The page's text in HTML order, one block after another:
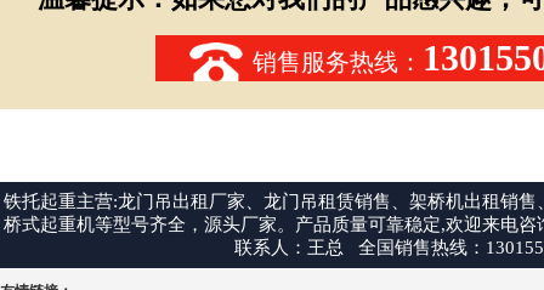
销售服务热线：
铁托起重主营:龙门吊出租厂家、龙门吊租赁销售、架桥机出租销
桥式起重机等型号齐全，源头厂家。产品质量可靠稳定,欢迎来电
联系人：王总 全国销售热线：